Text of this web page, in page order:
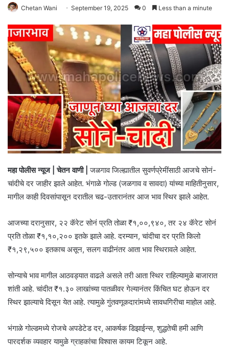
Chetan Wani September 19, 2025 0 Less than a minute
महा पोलीस न्यूज | चेतन वाणी | जळगाव जिल्ह्यातील सुवर्णप्रेमींसाठी आजचे सोनं-
चांदीचे दर जाहीर झाले आहेत. भंगाळे गोल्ड (जळगाव व सावदा) यांच्या माहितीनुसार,
मागील काही दिवसांपासून दरातील चढ-उतारानंतर आज भाव स्थिर झाले आहेत.
आजच्या दरानुसार, २२ कॅरेट सोनं प्रति तोळा ₹१,००,९४०, तर २४ कॅरेट सोनं
प्रति तोळा ₹१,१०,२०० इतके झाले आहे. दरम्यान, चांदीचा दर प्रति किलो
₹१,२९,५०० इतकाच असून, सलग वाढीनंतर आता भाव स्थिरावले आहेत.
सोन्याचे भाव मागील आठवड्यात वाढले असले तरी आता स्थिर राहिल्यामुळे बाजारात
शांती आहे. चांदीत ₹१.३० लाखांच्या पातळीवर गेल्यानंतर किंचित घट होऊन दर
स्थिर झाल्याचे दिसून येत आहे. त्यामुळे गुंतवणूकदारांमध्ये सावधगिरीचा माहोल आहे.
भंगाळे गोल्डमध्ये रोजचे अपडेटेड दर, आकर्षक डिझाईन्स, शुद्धतेची हमी आणि
पारदर्शक व्यवहार यामुळे ग्राहकांचा विश्वास कायम टिकून आहे.